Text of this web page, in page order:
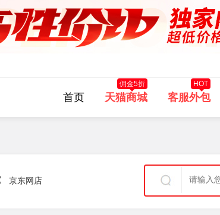
首页 天猫商城
佣金5折
客服外包
HOT
京东网店